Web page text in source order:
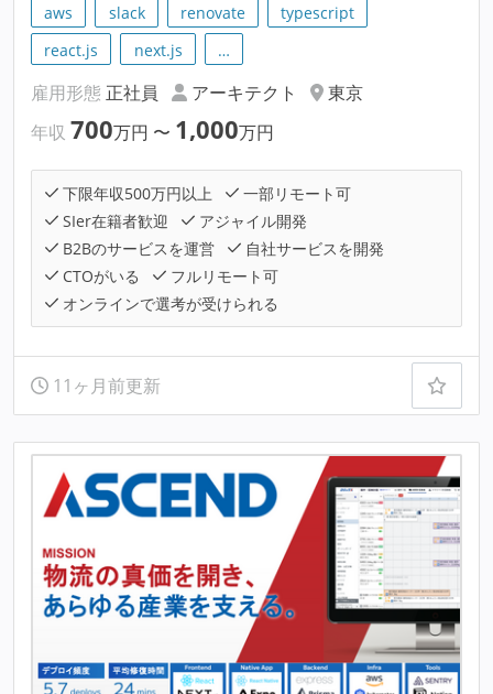
aws slack renovate
typescript
react.js
next.js …
雇用形態 正社員 アーキテクト
東京
年収 700万円 〜 1,000万円
下限年収500万円以上
一部リモート可
SIer在籍者歓迎
アジャイル開発
B2Bのサービスを運営
自社サービスを開発
CTOがいる
フルリモート可
オンラインで選考が受けられる
11ヶ月前更新